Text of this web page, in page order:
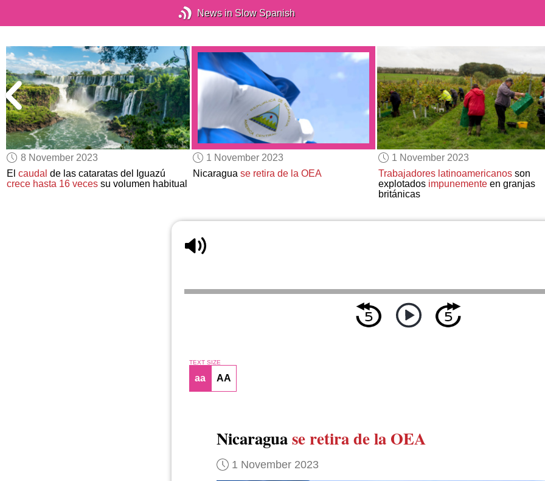
News in Slow Spanish
8 November 2023
Elcaudal de las cataratas del Iguazú
crece hasta 16 veces su volumen habitual
1 November 2023
Nicaragua se retira de la OEA
1 November 2023
Trabajadores latinoamericanosson
explotados impunementeen granjas
británicas
TEXT SIZE
aa AA
Nicaraguase retira de la OEA
1 November 2023